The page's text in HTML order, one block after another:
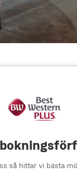
så hittar vi bästa